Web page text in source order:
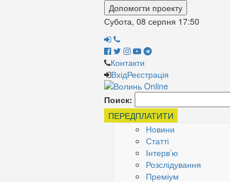
Допомогти проекту
Субота, 08 серпня 17:50
Контакти
ВхідРеєстрація
Поиск:
ПЕРЕДПЛАТИТИ
Новини
Статті
Інтерв’ю
Розслідування
Преміум